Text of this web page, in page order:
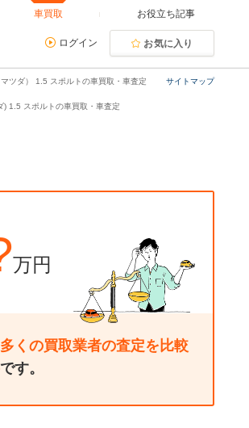
車買取 お役立ち記事
ログイン お気に入り
サイトマップ
ツダ） 1.5 スポルトの車買取・車査定
) 1.5 スポルトの車買取・車査定
万円
くの買取業者の査定を比較
です。